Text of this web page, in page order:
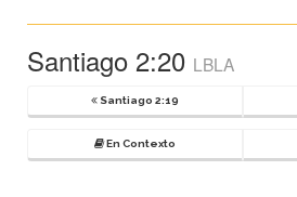
Santiago 2:20 LBLA
Santiago 2:19
En Contexto